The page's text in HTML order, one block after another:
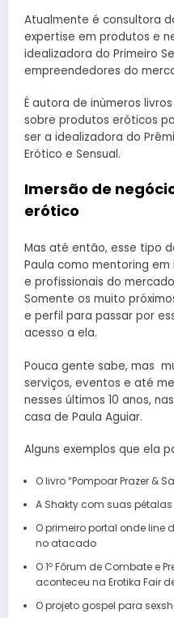
Atualmente é consultora
expertise em produtos e
idealizadora do Primeiro
empreendedores do
É autora de inúmeros
sobre produtos eróticos
ser a idealizadora do
Erótico e Sensual.
Imersão de
erótico
Mas até então, esse tipo
Paula como mentoring
e profissionais do
Somente os muito
e perfil para passar por
acesso a ela.
Pouca gente sabe, mas
serviços, eventos e até
nesses últimos 10 anos,
casa de Paula Aguiar.
Alguns exemplos que ela
O livro “Pompoar Prazer &
A Shakty com suas
O primeiro portal onde line
no atacado
O 1º Fórum de Combate e
aconteceu na Erotika Fair
O projeto gospel para